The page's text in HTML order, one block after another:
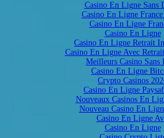
Casino En Ligne Sans
Casino En Ligne
Casino En Ligne
Casino En Ligne
Casino En Ligne Retrait
Casino En Ligne Avec
Meilleurs Casino Sans
Casino En Ligne
Crypto Casinos
Casino En Ligne
Nouveaux Casinos En
Nouveau Casino En
Casino En Ligne
Casino En Ligne